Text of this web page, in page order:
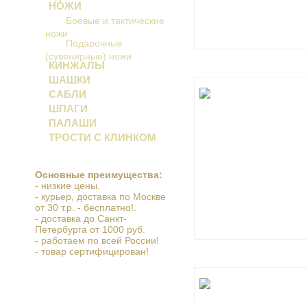
НОЖИ
Боевые и тактические
ножи
Подарочные
(сувенирные) ножи
КИНЖАЛЫ
ШАШКИ
САБЛИ
ШПАГИ
ПАЛАШИ
ТРОСТИ С КЛИНКОМ
Основные преимущества:
- низкие цены.
- курьер, доставка по Москве
от 30 т.р. - бесплатно!.
- доставка до Санкт-
Петербурга от 1000 руб.
- работаем по всей России!
- товар сертифицирован!